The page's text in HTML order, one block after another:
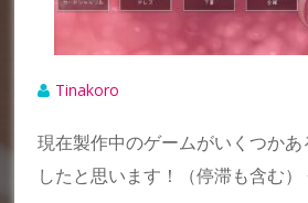
Tinakoro
現在製作中のゲームがいくつか
したと思います！（停滞も含む